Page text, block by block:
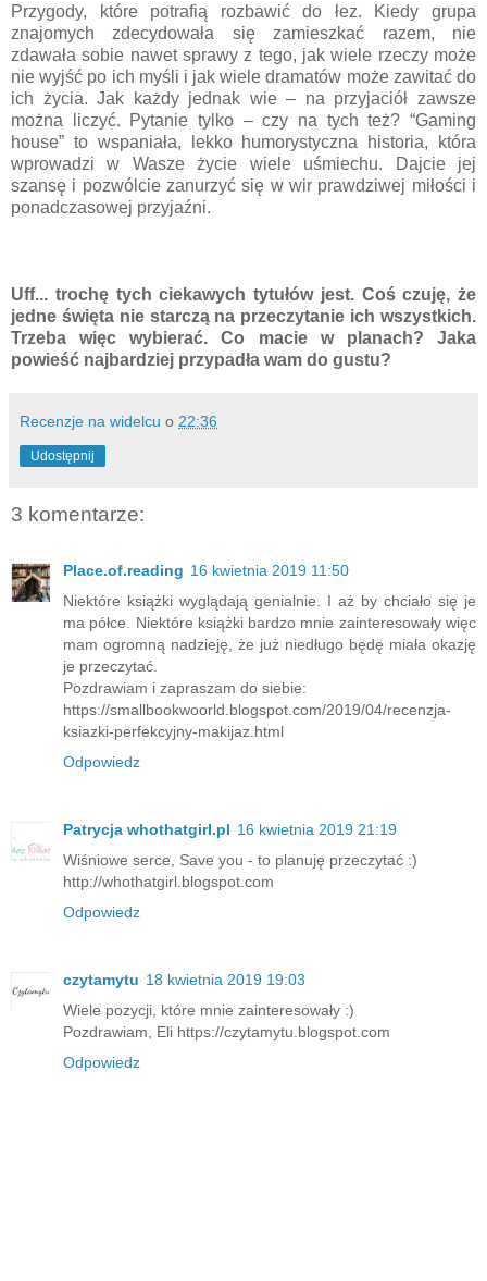
Przygody, które potrafią rozbawić do łez. Kiedy grupa
znajomych zdecydowała się zamieszkać razem, nie
zdawała sobie nawet sprawy z tego, jak wiele rzeczy może
nie wyjść po ich myśli i jak wiele dramatów może zawitać do
ich życia. Jak każdy jednak wie – na przyjaciół zawsze
można liczyć. Pytanie tylko – czy na tych też? “Gaming
house” to wspaniała, lekko humorystyczna historia, która
wprowadzi w Wasze życie wiele uśmiechu. Dajcie jej
szansę i pozwólcie zanurzyć się w wir prawdziwej miłości i
ponadczasowej przyjaźni.
Uff... trochę tych ciekawych tytułów jest. Coś czuję, że
jedne święta nie starczą na przeczytanie ich wszystkich.
Trzeba więc wybierać. Co macie w planach? Jaka
powieść najbardziej przypadła wam do gustu?
Recenzje na widelcu o 22:36
Udostępnij
3 komentarze:
Place.of.reading 16 kwietnia 2019 11:50
Niektóre książki wyglądają genialnie. I aż by chciało się je
ma półce. Niektóre książki bardzo mnie zainteresowały więc
mam ogromną nadzieję, że już niedługo będę miała okazję
je przeczytać.
Pozdrawiam i zapraszam do siebie:
https://smallbookwoorld.blogspot.com/2019/04/recenzja-
ksiazki-perfekcyjny-makijaz.html
Odpowiedz
Patrycja whothatgirl.pl 16 kwietnia 2019 21:19
Wiśniowe serce, Save you - to planuję przeczytać :)
http://whothatgirl.blogspot.com
Odpowiedz
czytamytu 18 kwietnia 2019 19:03
Wiele pozycji, które mnie zainteresowały :)
Pozdrawiam, Eli https://czytamytu.blogspot.com
Odpowiedz